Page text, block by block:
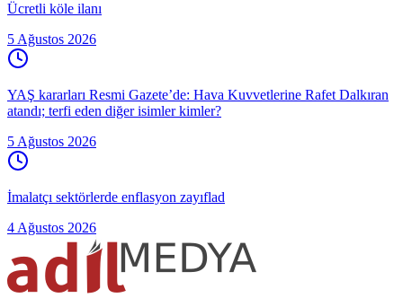
Ücretli köle ilanı
5 Ağustos 2026
YAŞ kararları Resmi Gazete’de: Hava Kuvvetlerine Rafet Dalkıran
atandı; terfi eden diğer isimler kimler?
5 Ağustos 2026
İmalatçı sektörlerde enflasyon zayıflad
4 Ağustos 2026